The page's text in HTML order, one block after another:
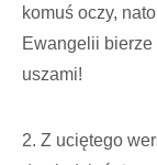
komuś oczy,
Ewangelii bierze
uszami!
2. Z uciętego